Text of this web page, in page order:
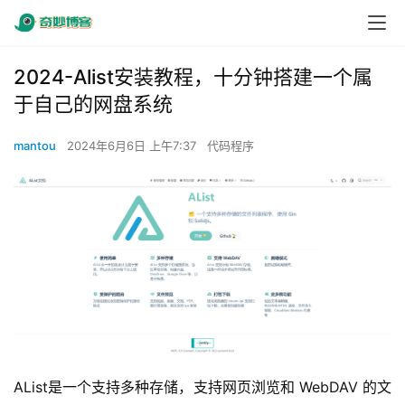
2024-Alist安装教程，十分钟搭建一个属
于自己的网盘系统
mantou 2024年6月6日 上午7:37 代码程序
AList是一个支持多种存储，支持网页浏览和 WebDAV 的文